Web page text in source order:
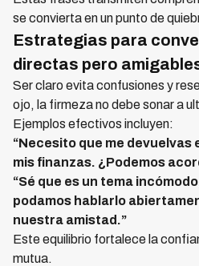
se convierta en un punto de
Estrategias para
directas pero
Ser claro evita confusiones y
ojo, la firmeza no debe sonar a
Ejemplos efectivos incluyen:
“Necesito que me
mis finanzas. ¿Podemos
“Sé que es un tema
podamos hablarlo
nuestra amistad.”
Este equilibrio fortalece la
mutua.